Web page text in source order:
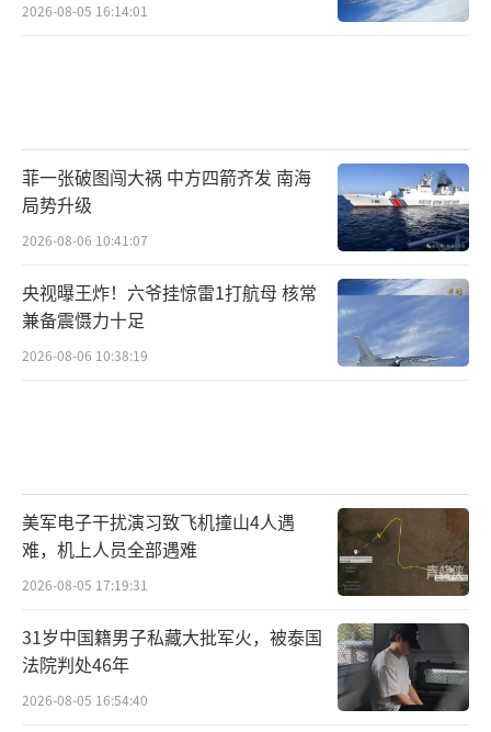
2026-08-05 16:14:01
菲一张破图闯大祸 中方四箭齐发 南海
局势升级
2026-08-06 10:41:07
央视曝王炸！六爷挂惊雷1打航母 核常
兼备震慑力十足
2026-08-06 10:38:19
美军电子干扰演习致飞机撞山4人遇
难，机上人员全部遇难
2026-08-05 17:19:31
31岁中国籍男子私藏大批军火，被泰国
法院判处46年
2026-08-05 16:54:40